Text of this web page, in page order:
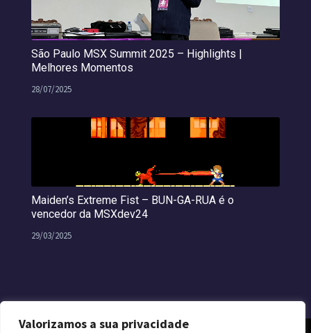
Valorizamos a sua privacidade
São Paulo MSX Summit 2025 – Highlights |
Melhores Momentos
28/07/2025
Maiden’s Extreme Fist – BUN-GA-RUA é o
vencedor da MSXdev24
29/03/2025